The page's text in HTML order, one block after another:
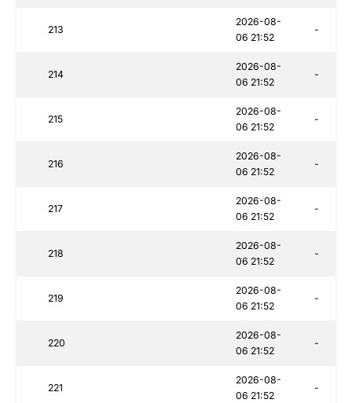
213
2026-08-
06 21:52
-
214
2026-08-
06 21:52
-
215
2026-08-
06 21:52
-
216
2026-08-
06 21:52
-
217
2026-08-
06 21:52
-
218
2026-08-
06 21:52
-
219
2026-08-
06 21:52
-
220
2026-08-
06 21:52
-
221
2026-08-
06 21:52
-